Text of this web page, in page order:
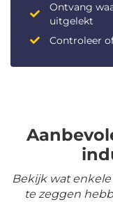
Ontvang
uitgelekt
Controleer
Bekijk wat
te zeggen